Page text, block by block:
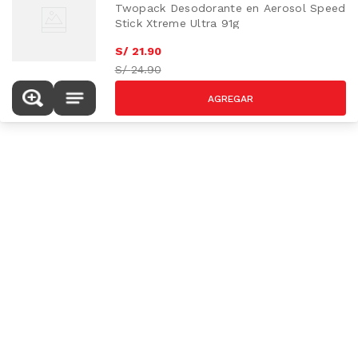
Twopack Desodorante en Aerosol Speed
Stick Xtreme Ultra 91g
S/ 21.90
S/24.90